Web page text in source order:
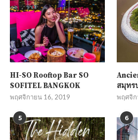
HI-SO Rooftop Bar SO
SOFITEL BANGKOK
พฤศจิกายน 16, 2019
สมุทร
พฤศจิก
5 6